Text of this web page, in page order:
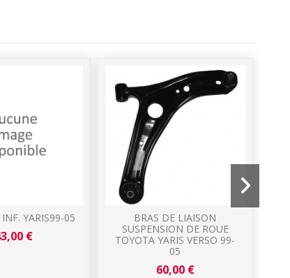
INF. YARIS99-05
€
BRAS DE LIAISON
SUSPENSION DE ROUE
TOYOTA YARIS VERSO 99-
05
60,00 €